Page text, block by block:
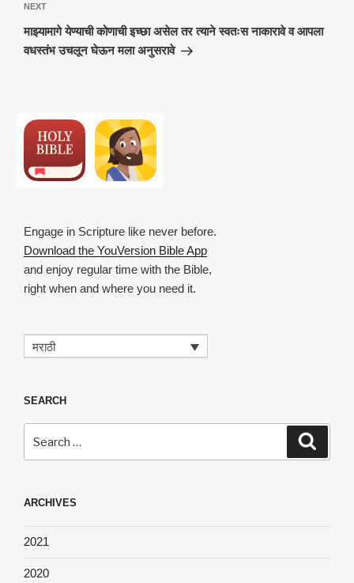
Next
Post
NEXT
माझ्यामागे येण्याची कोणाची इच्छा असेल तर त्याने स्वतःस नाकारावे व आपला
वधस्तंभ उचलून घेऊन मला अनुसरावे
Engage in Scripture like never before.
Download the YouVersion Bible App
and enjoy regular time with the Bible,
right when and where you need it.
मराठी
SEARCH
for:
ARCHIVES
2021
2020